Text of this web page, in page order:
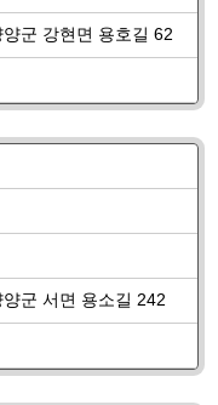
군 강현면 용호길 62
군 서면 용소길 242